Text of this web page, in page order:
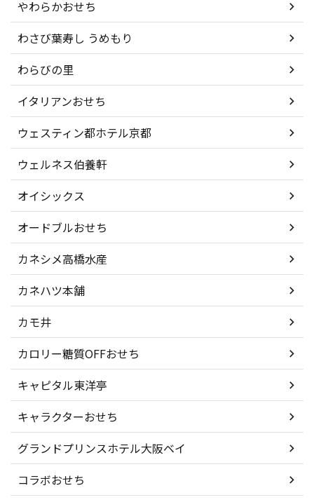
やわらかおせち
わさび葉寿し うめもり
わらびの里
イタリアンおせち
ウェスティン都ホテル京都
ウェルネス伯養軒
オイシックス
オードブルおせち
カネシメ高橋水産
カネハツ本舗
カモ井
カロリー糖質OFFおせち
キャピタル東洋亭
キャラクターおせち
グランドプリンスホテル大阪ベイ
コラボおせち